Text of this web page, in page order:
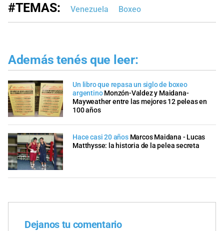
#TEMAS: Venezuela Boxeo
Además tenés que leer:
Un libro que repasa un siglo de boxeo
argentino Monzón-Valdez y Maidana-
Mayweather entre las mejores 12 peleas en
100 años
Hace casi 20 años Marcos Maidana - Lucas
Matthysse: la historia de la pelea secreta
Dejanos tu comentario